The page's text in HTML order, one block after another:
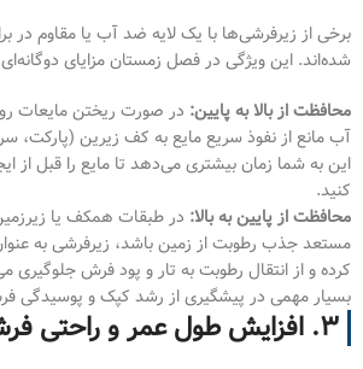
برخی از زیرفرشی‌ها با یک لایه ضد آب یا مقاوم در
شده‌اند. این ویژگی در فصل زمستان مزایای دوگانه‌ای
محافظت از بالا به پایین: در صورت ریختن مایعات
آب مانع از نفوذ سریع مایع به کف زیرین (پارکت،
این به شما زمان بیشتری می‌دهد تا مایع را قبل از
کنید.
محافظت از پایین به بالا: در طبقات همکف یا
مستعد جذب رطوبت از زمین باشد، زیرفرشی به
کرده و از انتقال رطوبت به تار و پود فرش
بسیار مهمی در پیشگیری از رشد کپک و پوسیدگی
۳. افزایش طول عمر و راحتی فرش